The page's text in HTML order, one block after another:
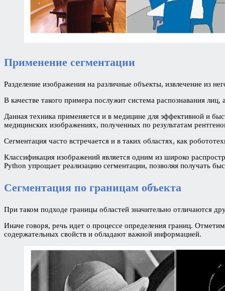
Применение сегментации
Разделение изображения на различные объекты, извлечение из
В качестве такого примера послужит система распознавания
Данная техника применяется и в медицине для эффективной и
медицинских изображениях, полученных по результатам
Сегментация часто встречается и в таких областях, как
Классификация изображений является одним из широко
Python упрощает реализацию сегментации, позволяя получать
Сегментация по границам объекта
При таком подходе границы областей значительно отличаются
Иначе говоря, речь идет о процессе определения границ.
содержательных свойств и обладают важной информацией.